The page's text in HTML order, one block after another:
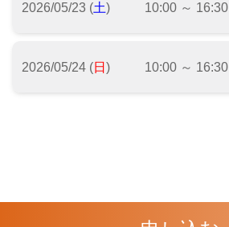
2026/05/23 (土) 10:00 ～ 16:30
2026/05/24 (日 ) 10:00 ～ 16:30